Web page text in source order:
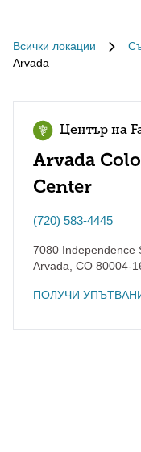
Всички локации
Arvada
Център на
Arvada
Center
(720) 583-4445
7080 Independence
Arvada CO 80004-
ПОЛУЧИ